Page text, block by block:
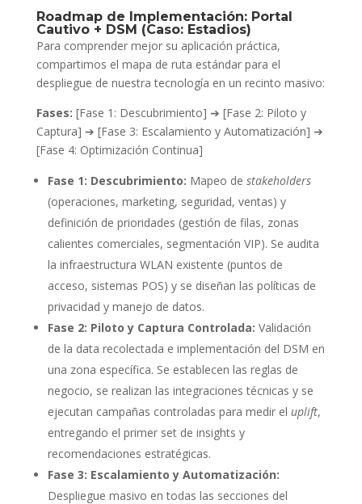
Roadmap de Implementación: Portal
Cautivo + DSM (Caso: Estadios)
Para comprender mejor su aplicación práctica,
compartimos el mapa de ruta estándar para el
despliegue de nuestra tecnología en un recinto masivo:
Fases: [Fase 1: Descubrimiento] ➔ [Fase 2: Piloto y
Captura] ➔ [Fase 3: Escalamiento y Automatización] ➔
[Fase 4: Optimización Continua]
Fase 1: Descubrimiento: Mapeo de stakeholders
(operaciones, marketing, seguridad, ventas) y
definición de prioridades (gestión de filas, zonas
calientes comerciales, segmentación VIP). Se audita
la infraestructura WLAN existente (puntos de
acceso, sistemas POS) y se diseñan las políticas de
privacidad y manejo de datos.
Fase 2: Piloto y Captura Controlada: Validación
de la data recolectada e implementación del DSM en
una zona específica. Se establecen las reglas de
negocio, se realizan las integraciones técnicas y se
ejecutan campañas controladas para medir el uplift,
entregando el primer set de insights y
recomendaciones estratégicas.
Fase 3: Escalamiento y Automatización:
Despliegue masivo en todas las secciones del